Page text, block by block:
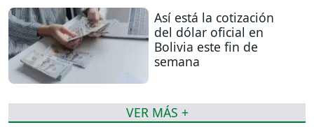
Así está la cotización
del dólar oficial en
Bolivia este fin de
semana
VER MÁS +